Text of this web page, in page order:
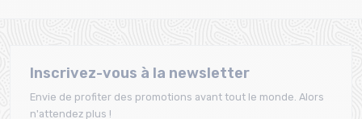
Inscrivez-vous à la newsletter
Envie de profiter des promotions avant tout le monde. Alors
n'attendez plus !